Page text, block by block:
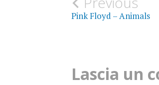
FOTOGRAFIE
Post
Pink Floyd – Animals
Lascia un